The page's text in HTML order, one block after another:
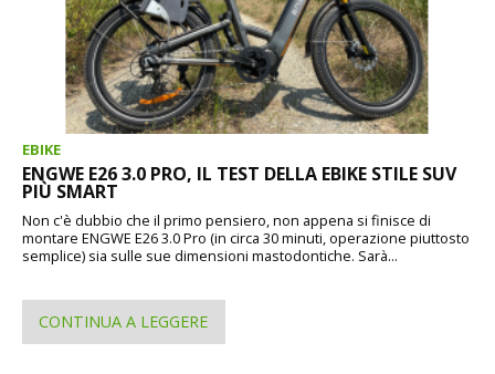
EBIKE
ENGWE E26 3.0 PRO, IL TEST DELLA EBIKE STILE SUV
PIÙ SMART
Non c'è dubbio che il primo pensiero, non appena si finisce di
montare ENGWE E26 3.0 Pro (in circa 30 minuti, operazione piuttosto
semplice) sia sulle sue dimensioni mastodontiche. Sarà...
CONTINUA A LEGGERE